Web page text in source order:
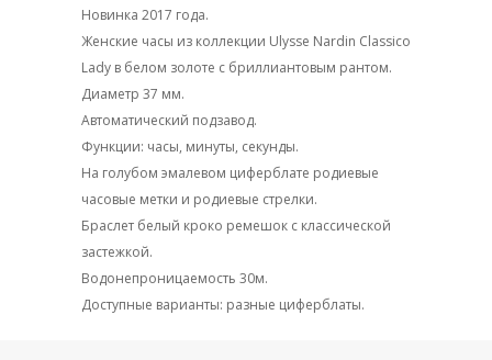
Новинка 2017 года.
Женские часы из коллекции Ulysse Nardin Classico
Lady в белом золоте с бриллиантовым рантом.
Диаметр 37 мм.
Автоматический подзавод.
Функции: часы, минуты, секунды.
На голубом эмалевом циферблате родиевые
часовые метки и родиевые стрелки.
Браслет белый кроко ремешок с классической
застежкой.
Водонепроницаемость 30м.
Доступные варианты: разные циферблаты.